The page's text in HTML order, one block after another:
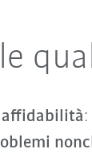
affidabilità: